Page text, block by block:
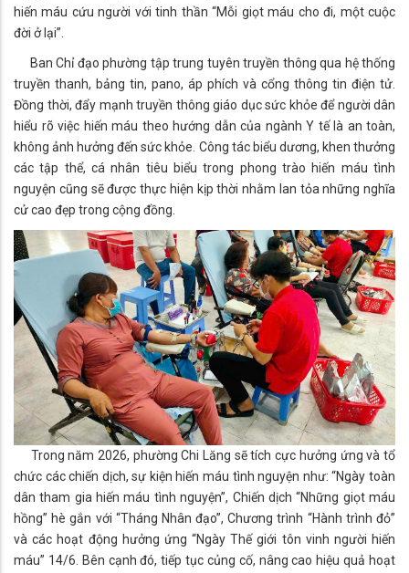
hiến máu cứu người với tinh thần “Mỗi giọt máu cho đi, một cuộc
đời ở lại”.
Ban Chỉ đạo phường tập trung tuyên truyền thông qua hệ thống
truyền thanh, bảng tin, pano, áp phích và cổng thông tin điện tử.
Đồng thời, đẩy mạnh truyền thông giáo dục sức khỏe để người dân
hiểu rõ việc hiến máu theo hướng dẫn của ngành Y tế là an toàn,
không ảnh hưởng đến sức khỏe. Công tác biểu dương, khen thưởng
các tập thể, cá nhân tiêu biểu trong phong trào hiến máu tình
nguyện cũng sẽ được thực hiện kịp thời nhằm lan tỏa những nghĩa
cử cao đẹp trong cộng đồng.
Trong năm 2026, phường Chi Lăng sẽ tích cực hưởng ứng và tổ
chức các chiến dịch, sự kiện hiến máu tình nguyện như: “Ngày toàn
dân tham gia hiến máu tình nguyện”, Chiến dịch “Những giọt máu
hồng” hè gắn với “Tháng Nhân đạo”, Chương trình “Hành trình đỏ”
và các hoạt động hưởng ứng “Ngày Thế giới tôn vinh người hiến
máu” 14/6. Bên cạnh đó, tiếp tục củng cố, nâng cao hiệu quả hoạt